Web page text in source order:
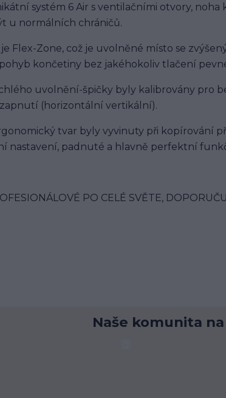
systém 6 Air s ventilačními otvory, noha
u normálních chráničů.
Flex-Zone, což je uvolněné místo se
končetiny bez jakéhokoliv tlačení
uvolnění-špičky byly kalibrovány pro
(horizontální vertikální).
tvar byly vyvinuty při kopírování
nastavení, padnuté a hlavně perfektní
PO CELÉ SVĚTE,
Naše komunita